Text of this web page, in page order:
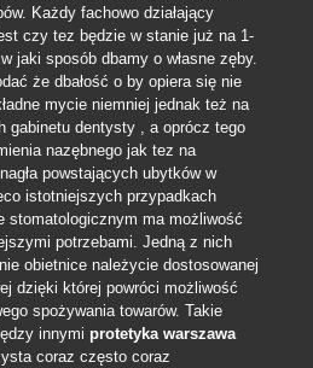
Każdy fachowo działający
czy tez będzie w stanie już na 1-
jaki sposób dbamy o własne zęby.
że dbałość o by opiera się nie
mycie niemniej jednak też na
gabinetu dentysty , a oprócz tego
nazębnego jak tez na
powstających ubytków w
istotniejszych przypadkach
stomatologicznym ma możliwość
potrzebami. Jedną z nich
obietnice należycie dostosowanej
dzięki której powróci możliwość
spożywania towarów. Takie
innymi protetyka warszawa
coraz często coraz